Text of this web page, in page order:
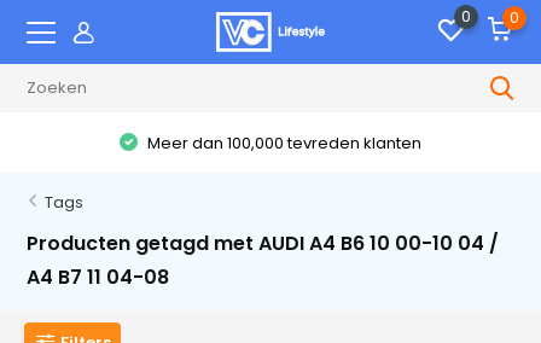
0 0
Meer dan 100,000 tevreden klanten
Tags
Producten getagd met AUDI A4 B6 10 00-10 04 /
A4 B7 11 04-08